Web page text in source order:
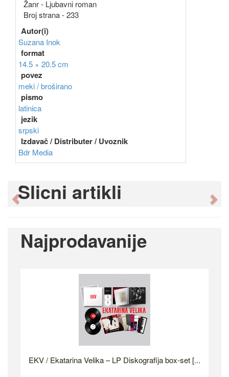
Žanr - Ljubavni roman
Broj strana - 233
Autor(i)
Suzana Inok
format
14.5 × 20.5 cm
povez
meki / broširano
pismo
latinica
jezik
srpski
Izdavač / Distributer / Uvoznik
Bdr Media
Slicni artikli
Previous
Najprodavanije
EKV / Ekatarina Velika – LP Diskografija box-set [...